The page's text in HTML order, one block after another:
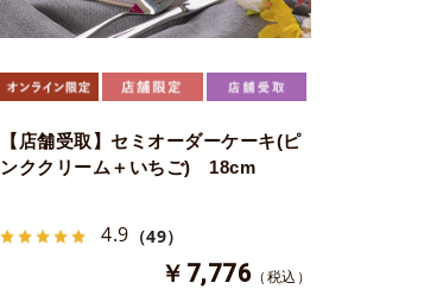
【店舗受取】セミオーダーケーキ(ピ
ンククリーム＋いちご) 18cm
4.9 （49）
￥7,776 （税込）